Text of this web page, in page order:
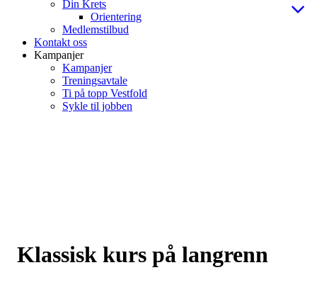
Din Krets
Orientering
Medlemstilbud
Kontakt oss
Kampanjer
Kampanjer
Treningsavtale
Ti på topp Vestfold
Sykle til jobben
Klassisk kurs på langrenn